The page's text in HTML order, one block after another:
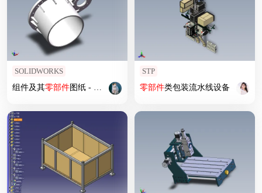
SOLIDWORKS
组件及其零部件图纸 - 回转座组件
STP
零部件类包装流水线设备